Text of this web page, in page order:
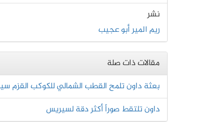
نشر
ريم المير أبو عجيب
مقالات ذات صلة
بعثة داون تلمح القطب الشمالي للكوكب القزم
داون تلتقط صوراً أكثر دقة لسيريس